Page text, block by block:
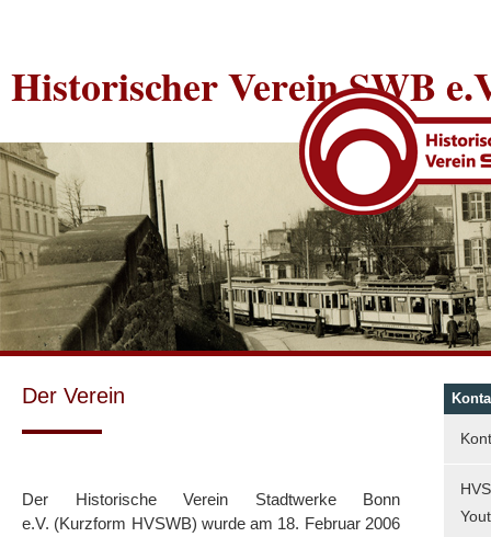
Historischer Verein SWB
Der Verein
Der Historische Verein Stadtwerke Bonn
e.V. (Kurzform HVSWB) wurde am 18. Februar 2006